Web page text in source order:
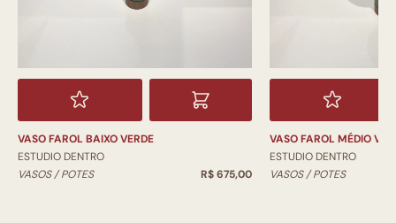
VASO FAROL BAIXO VERDE
ESTUDIO DENTRO
VASOS / POTES
R$ 675,00
VASO FAROL MÉDIO
ESTUDIO DENTRO
VASOS / POTES